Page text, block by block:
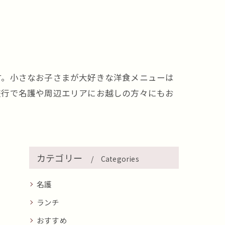
小さなお子さまが大好きな洋食メニューは
で名護や周辺エリアにお越しの方々にもお
カテゴリー Categories
名護
ランチ
おすすめ